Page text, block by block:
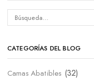
CATEGORÍAS DEL BLOG
Camas Abatibles (32)